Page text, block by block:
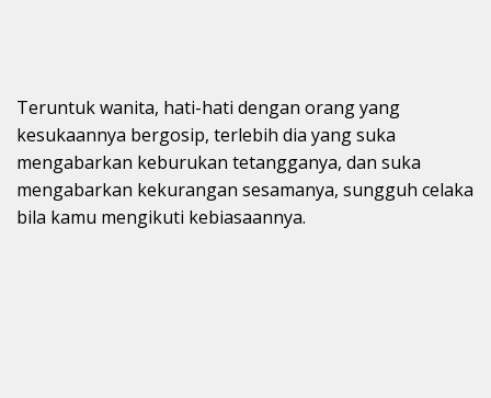
Teruntuk wanita, hati-hati dengan orang yang
kesukaannya bergosip, terlebih dia yang suka
mengabarkan keburukan tetangganya, dan suka
mengabarkan kekurangan sesamanya, sungguh celaka
bila kamu mengikuti kebiasaannya.